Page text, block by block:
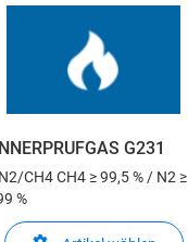
G231
CH4CH4 ≥ 99,5 % / N2 ≥
%